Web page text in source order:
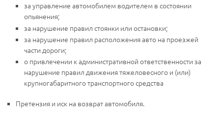
за управление автомобилем водителем в состоянии
опьянения;
за нарушение правил стоянки или остановки;
за нарушение правил расположения авто на проезжей
части дороги;
о привлечении к административной ответственности за
нарушение правил движения тяжеловесного и (или)
крупногабаритного транспортного средства
Претензия и иск на возврат автомобиля.